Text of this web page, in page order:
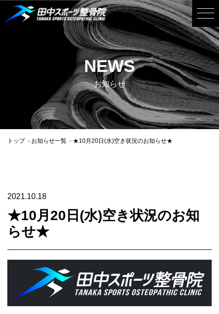
NEWS
お知らせ
トップ お知らせ一覧 ★10月20日(水)空き状況のお知らせ★
2021.10.18
★10月20日(水)空き状況のお知
らせ★